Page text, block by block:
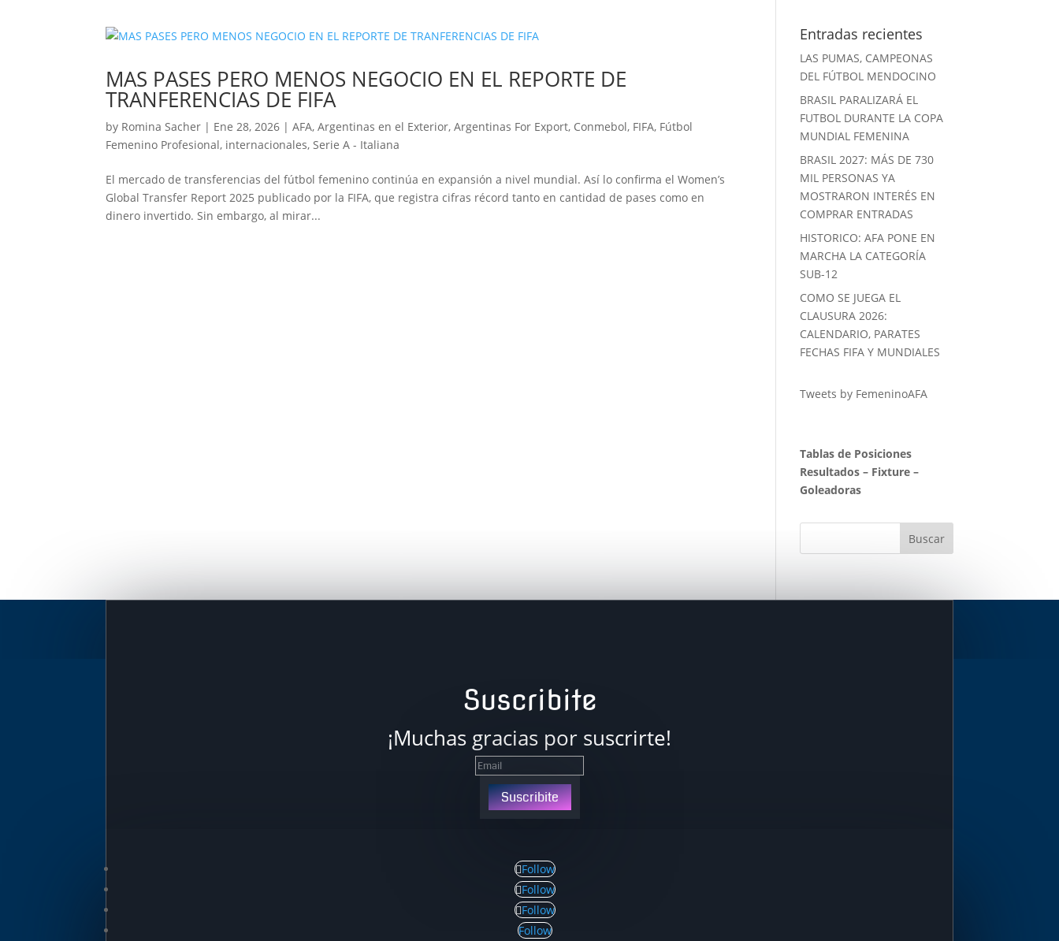
MAS PASES PERO MENOS NEGOCIO EN EL REPORTE DE
TRANFERENCIAS DE FIFA
by Romina Sacher | Ene 28, 2026 |AFA,Argentinas en el Exterior,Argentinas For Export, Conmebol, FIFA, Fútbol
Femenino Profesional, internacionales,Serie A - Italiana
El mercado de transferencias del fútbol femenino continúa en expansión a nivel mundial. Así lo confirma el Women’s
Global Transfer Report 2025 publicado por la FIFA, que registra cifras récord tanto en cantidad de pases como en
dinero invertido. Sin embargo, al mirar...
Entradas recientes
LAS PUMAS, CAMPEONAS
DEL FÚTBOL MENDOCINO
BRASIL PARALIZARÁ EL
FUTBOL DURANTE LA COPA
MUNDIAL FEMENINA
BRASIL 2027: MÁS DE 730
MIL PERSONAS YA
MOSTRARON INTERÉS EN
COMPRAR ENTRADAS
HISTORICO: AFA PONE EN
MARCHA LA CATEGORÍA
SUB-12
COMO SE JUEGA EL
CLAUSURA 2026:
CALENDARIO, PARATES
FECHAS FIFA Y MUNDIALES
Tweets by FemeninoAFA
Tablas de Posiciones
Resultados – Fixture –
Goleadoras
Suscribite
¡Muchas gracias por suscrirte!
Suscribite
Follow
Follow
Follow
Follow